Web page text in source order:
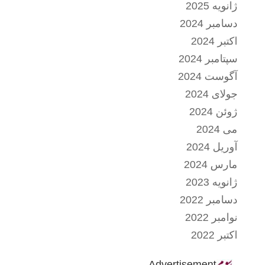
ژانویه 2025
دسامبر 2024
اکتبر 2024
سپتامبر 2024
آگوست 2024
جولای 2024
ژوئن 2024
می 2024
آوریل 2024
مارس 2024
ژانویه 2023
دسامبر 2022
نوامبر 2022
اکتبر 2022